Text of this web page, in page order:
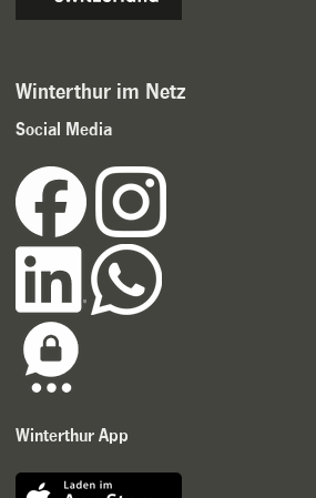
Winterthur im Netz
Social Media
Winterthur App